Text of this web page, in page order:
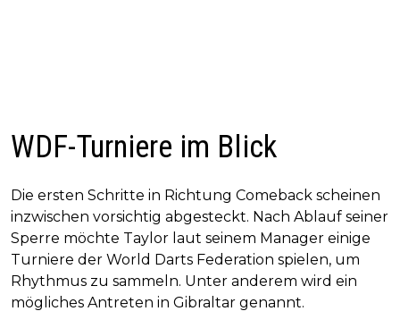
WDF-Turniere im Blick
Die ersten Schritte in Richtung Comeback scheinen
inzwischen vorsichtig abgesteckt. Nach Ablauf seiner
Sperre möchte Taylor laut seinem Manager einige
Turniere der World Darts Federation spielen, um
Rhythmus zu sammeln. Unter anderem wird ein
mögliches Antreten in Gibraltar genannt.